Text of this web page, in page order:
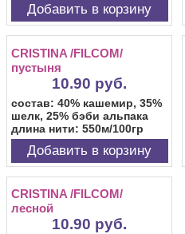
Добавить в корзину
CRISTINA /FILCOM/
пустыня
10.90 руб.
состав: 40% кашемир, 35%
шелк, 25% бэби альпака
длина нити: 550м/100гр
Добавить в корзину
CRISTINA /FILCOM/
лесной
10.90 руб.